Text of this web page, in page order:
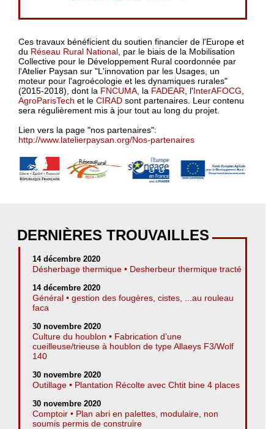
Ces travaux bénéficient du soutien financier de l'Europe et
du Réseau Rural National, par le biais de la Mobilisation
Collective pour le Développement Rural coordonnée par
l'Atelier Paysan sur "L'innovation par les Usages, un
moteur pour l'agroécologie et les dynamiques rurales"
(2015-2018), dont la FNCUMA, la FADEAR, l'InterAFOCG,
AgroParisTech et le CIRAD sont partenaires. Leur contenu
sera régulièrement mis à jour tout au long du projet.
Lien vers la page "nos partenaires":
http://www.latelierpaysan.org/Nos-partenaires
DERNIÈRES TROUVAILLES
14 décembre 2020
Désherbage thermique • Desherbeur thermique tracté
14 décembre 2020
Général • gestion des fougères, cistes, ...au rouleau
faca
30 novembre 2020
Culture du houblon • Fabrication d’une
cueilleuse/trieuse à houblon de type Allaeys F3/Wolf
140
30 novembre 2020
Outillage • Plantation Récolte avec Chtit bine 4 places
30 novembre 2020
Comptoir • Plan abri en palettes, modulaire, non
soumis permis de construire